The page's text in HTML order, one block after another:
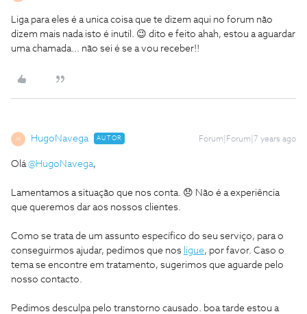
Liga para eles é a unica coisa que te dizem aqui no forum não
dizem mais nada isto é inutil. 😉 dito e feito ahah, estou a aguardar
uma chamada... não sei é se a vou receber!!
HugoNavega AUTOR Forum|Forum|7 years ago
Olá@HugoNavega,
Lamentamos a situação que nos conta. 😞 Não é a experiência
que queremos dar aos nossos clientes.
Como se trata de um assunto específico do seu serviço, para o
conseguirmos ajudar, pedimos que nos ligue, por favor. Caso o
tema se encontre em tratamento, sugerimos que aguarde pelo
nosso contacto.
Pedimos desculpa pelo transtorno causado. boa tarde estou a